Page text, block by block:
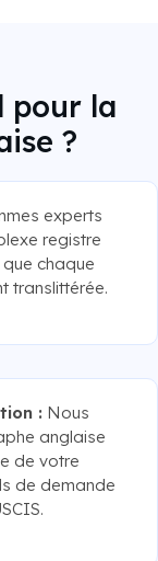
pour la
?
experts
registre
chaque
translittérée.
: Nous
anglaise
de votre
de demande